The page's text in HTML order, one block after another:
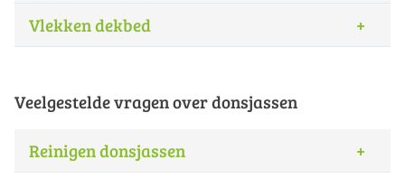
Vlekken dekbed
Veelgestelde vragen over donsjassen
Reinigen donsjassen